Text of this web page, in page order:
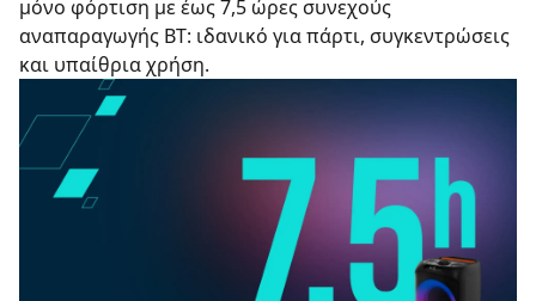
μόνο φόρτιση με έως 7,5 ώρες συνεχούς
αναπαραγωγής BT: ιδανικό για πάρτι, συγκεντρώσεις
και υπαίθρια χρήση.